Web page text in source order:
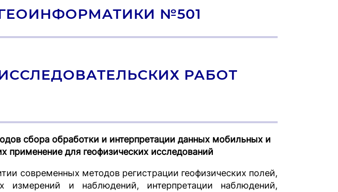
№501
РАБОТ
сбора обработки и интерпретации данных мобильных и
применение для геофизических исследований
современных методов регистрации геофизических полей,
измерений и наблюдений, интерпретации наблюдений,